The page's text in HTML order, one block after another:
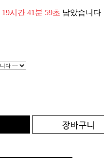
19시간 41분 58초 남았습니다